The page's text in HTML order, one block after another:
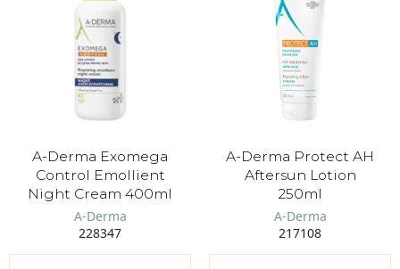
A-Derma Exomega
Control Emollient
Night Cream 400ml
A-Derma
228347
A-Derma Protect AH
Aftersun Lotion
250ml
A-Derma
217108